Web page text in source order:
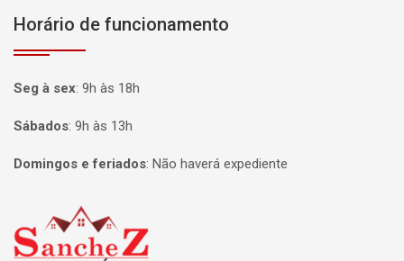
Horário de funcionamento
Seg à sex: 9h às 18h
Sábados: 9h às 13h
Domingos e feriados: Não haverá expediente
Página inicial